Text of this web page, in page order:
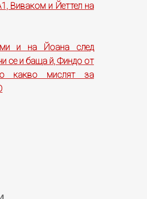
Виваком и Йеттел на
и на Йоана след
се и баща й, Финдо от
какво мислят за